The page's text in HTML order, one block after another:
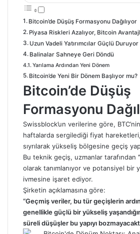
Bitcoin’de Düşüş Formasyonu Dağılıyor
Piyasa Riskleri Azalıyor, Bitcoin
Uzun Vadeli Yatırımcılar Güçlü Duruyor
Balinalar Sahneye Geri Döndü
Yarılama Ardından Yeni Dönem
Bitcoin’de Yeni Bir Dönem Başlıyor mu?
Bitcoin’de Düşüş
Formasyonu
Swissblock’un verilerine göre,
haftalarda sergilediği fiyat
sıyrılarak yükseliş bölgesine geçiş
Bu teknik geçiş, uzmanlar tarafından
olarak tanımlanıyor ve potansiyel bir
ivmesine işaret ediyor.
Şirketin açıklamasına göre:
“Geçmiş veriler, bu tür geçişlerin
genellikle güçlü bir yükseliş
süreli düşüşler bu yapıyı